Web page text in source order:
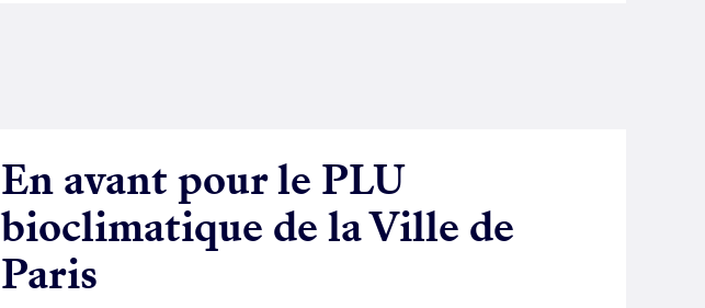
En avant pour le PLU
bioclimatique de la Ville de
Paris